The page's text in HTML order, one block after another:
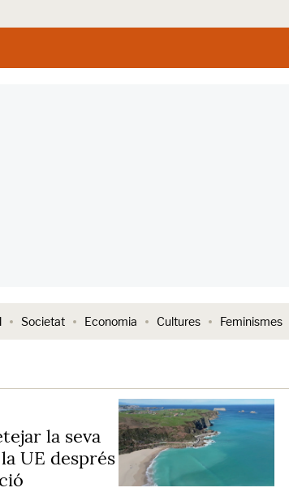
Societat Economia Cultures Feminismes
la seva
UE després